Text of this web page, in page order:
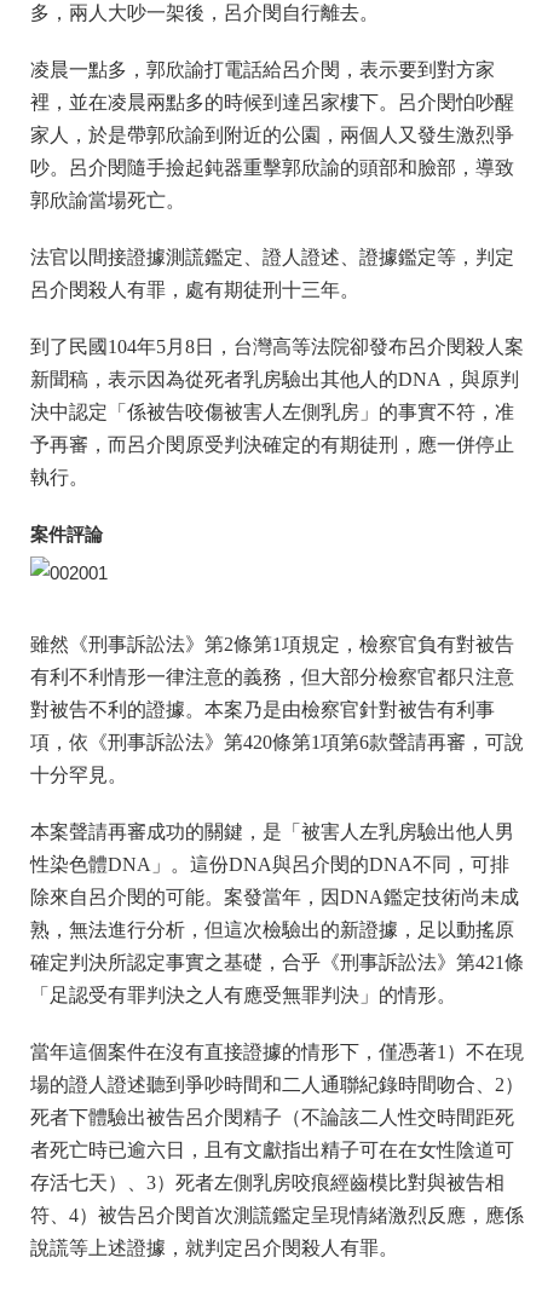
多，兩人大吵一架後，呂介閔自行離去。
凌晨一點多，郭欣諭打電話給呂介閔，表示要到對方家
裡，並在凌晨兩點多的時候到達呂家樓下。呂介閔怕吵醒
家人，於是帶郭欣諭到附近的公園，兩個人又發生激烈爭
吵。呂介閔隨手撿起鈍器重擊郭欣諭的頭部和臉部，導致
郭欣諭當場死亡。
法官以間接證據測謊鑑定、證人證述、證據鑑定等，判定
呂介閔殺人有罪，處有期徒刑十三年。
到了民國104年5月8日，台灣高等法院卻發布呂介閔殺人案
新聞稿，表示因為從死者乳房驗出其他人的DNA，與原判
決中認定「係被告咬傷被害人左側乳房」的事實不符，准
予再審，而呂介閔原受判決確定的有期徒刑，應一併停止
執行。
案件評論
雖然《刑事訴訟法》第2條第1項規定，檢察官負有對被告
有利不利情形一律注意的義務，但大部分檢察官都只注意
對被告不利的證據。本案乃是由檢察官針對被告有利事
項，依《刑事訴訟法》第420條第1項第6款聲請再審，可說
十分罕見。
本案聲請再審成功的關鍵，是「被害人左乳房驗出他人男
性染色體DNA」。這份DNA與呂介閔的DNA不同，可排
除來自呂介閔的可能。案發當年，因DNA鑑定技術尚未成
熟，無法進行分析，但這次檢驗出的新證據，足以動搖原
確定判決所認定事實之基礎，合乎《刑事訴訟法》第421條
「足認受有罪判決之人有應受無罪判決」的情形。
當年這個案件在沒有直接證據的情形下，僅憑著1）不在現
場的證人證述聽到爭吵時間和二人通聯紀錄時間吻合、2）
死者下體驗出被告呂介閔精子（不論該二人性交時間距死
者死亡時已逾六日，且有文獻指出精子可在在女性陰道可
存活七天）、3）死者左側乳房咬痕經齒模比對與被告相
符、4）被告呂介閔首次測謊鑑定呈現情緒激烈反應，應係
說謊等上述證據，就判定呂介閔殺人有罪。